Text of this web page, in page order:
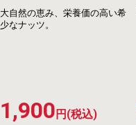
大自然の恵み、栄養価の高い希
少なナッツ。
1,900 円(税込)